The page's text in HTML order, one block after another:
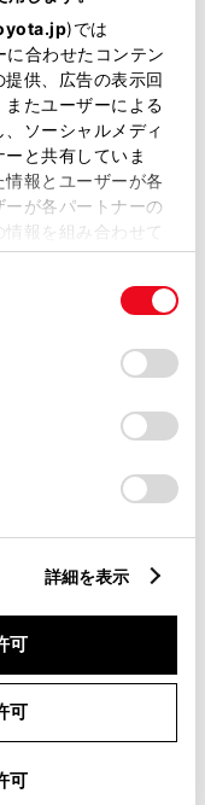
)では
合わせたコンテン
供、広告の表示回
たユーザーによる
ソーシャルメディ
と共有していま
報とユーザーが各
が各パートナーの
報を組み合わせて
の使用を続行する
存されることに同
)のオプトアウト、
たっては、当社の
ついて
」をご覧くだ
詳細を表示
可
可
可
住所自動入力